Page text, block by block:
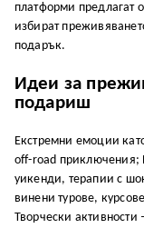
платформи предлагат
избират
подарък.
Идеи за
подариш
Екстремни емоции
off-road приключения;
уикенди, терапии с
винени турове,
Творчески